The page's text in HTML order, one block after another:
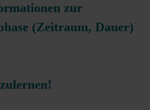
zur
(Zeitraum, Dauer)